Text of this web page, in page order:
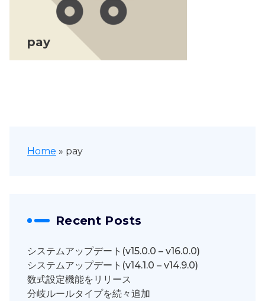
pay
Home » pay
Recent Posts
システムアップデート(v15.0.0 – v16.0.0)
システムアップデート(v14.1.0 – v14.9.0)
数式設定機能をリリース
分岐ルールタイプを続々追加